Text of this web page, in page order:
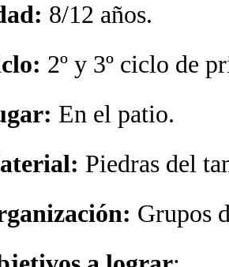
8/12 años.
2º y 3º ciclo de
En el patio.
Piedras del
Grupos